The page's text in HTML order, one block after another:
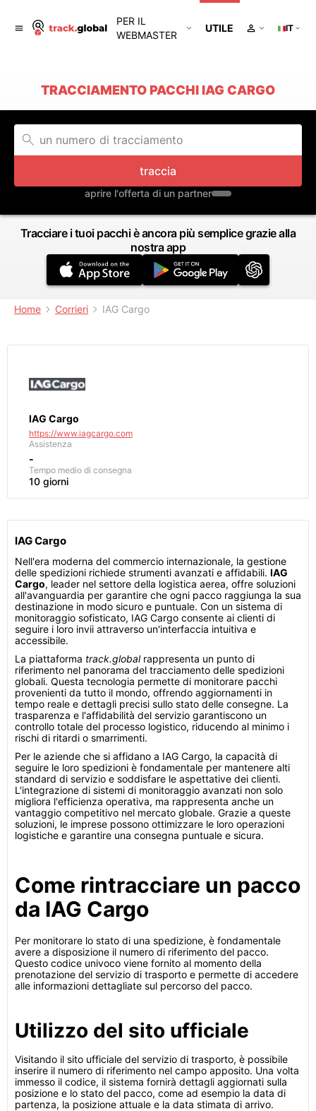
PER IL
WEBMASTER
UTILE IT
TRACCIAMENTO PACCHI IAG CARGO
traccia
aprire l'offerta di un partner
Tracciare i tuoi pacchi è ancora più semplice grazie alla
nostra app
Home Corrieri IAG Cargo
IAG Cargo
https://www.iagcargo.com
Assistenza
-
Tempo medio di consegna
10 giorni
IAG Cargo
Nell'era moderna del commercio internazionale, la gestione
delle spedizioni richiede strumenti avanzati e affidabili. IAG
Cargo, leader nel settore della logistica aerea, offre soluzioni
all'avanguardia per garantire che ogni pacco raggiunga la sua
destinazione in modo sicuro e puntuale. Con un sistema di
monitoraggio sofisticato, IAG Cargo consente ai clienti di
seguire i loro invii attraverso un'interfaccia intuitiva e
accessibile.
La piattaforma track.globalrappresenta un punto di
riferimento nel panorama del tracciamento delle spedizioni
globali. Questa tecnologia permette di monitorare pacchi
provenienti da tutto il mondo, offrendo aggiornamenti in
tempo reale e dettagli precisi sullo stato delle consegne. La
trasparenza e l'affidabilità del servizio garantiscono un
controllo totale del processo logistico, riducendo al minimo i
rischi di ritardi o smarrimenti.
Per le aziende che si affidano a IAG Cargo, la capacità di
seguire le loro spedizioni è fondamentale per mantenere alti
standard di servizio e soddisfare le aspettative dei clienti.
L'integrazione di sistemi di monitoraggio avanzati non solo
migliora l'efficienza operativa, ma rappresenta anche un
vantaggio competitivo nel mercato globale. Grazie a queste
soluzioni, le imprese possono ottimizzare le loro operazioni
logistiche e garantire una consegna puntuale e sicura.
Come rintracciare un pacco
da IAG Cargo
Per monitorare lo stato di una spedizione, è fondamentale
avere a disposizione il numero di riferimento del pacco.
Questo codice univoco viene fornito al momento della
prenotazione del servizio di trasporto e permette di accedere
alle informazioni dettagliate sul percorso del pacco.
Utilizzo del sito ufficiale
Visitando il sito ufficiale del servizio di trasporto, è possibile
inserire il numero di riferimento nel campo apposito. Una volta
immesso il codice, il sistema fornirà dettagli aggiornati sulla
posizione e lo stato del pacco, come ad esempio la data di
partenza, la posizione attuale e la data stimata di arrivo.